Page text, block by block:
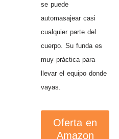
se puede
automasajear casi
cualquier parte del
cuerpo. Su funda es
muy práctica para
llevar el equipo donde
vayas.
Oferta en
Amazon